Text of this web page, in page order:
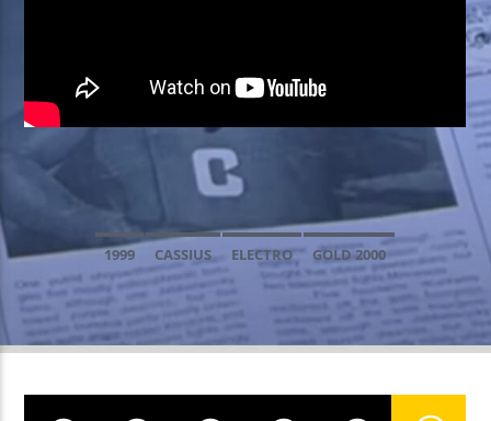
EN CE MOMENT
LITTLE BIT YOURS
GALANTIS / HANNAH BOLEYN
EMISSION EN COURS
NON-STOP MUSIC
14:00 17:59
FEVERBALL
1999 CASSIUS ELECTRO
GOLD 2000
MAINSQUARE FESTIVAL 2026